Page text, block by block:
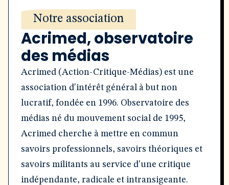
Notre association
Acrimed, observatoire
des médias
Acrimed (Action-Critique-Médias) est une
association d'intérêt général à but non
lucratif, fondée en 1996. Observatoire des
médias né du mouvement social de 1995,
Acrimed cherche à mettre en commun
savoirs professionnels, savoirs théoriques et
savoirs militants au service d'une critique
indépendante, radicale et intransigeante.